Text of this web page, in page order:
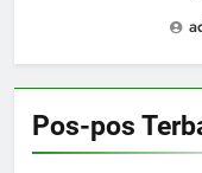
Pos-pos